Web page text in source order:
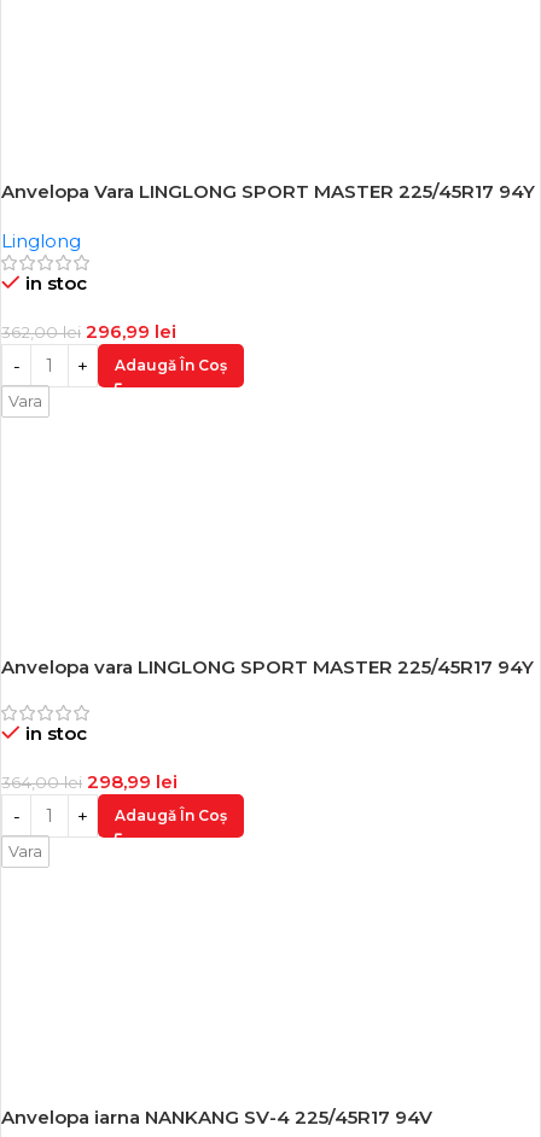
-18%
Anvelopa Vara LINGLONG SPORT MASTER 225/45R17 94Y
Linglong
in stoc
362,00lei 296,99 lei
Adaugă În Coș
Vara
-18%
Anvelopa vara LINGLONG SPORT MASTER 225/45R17 94Y
in stoc
364,00lei 298,99 lei
Adaugă În Coș
Vara
-18%
Anvelopa iarna NANKANG SV-4 225/45R17 94V